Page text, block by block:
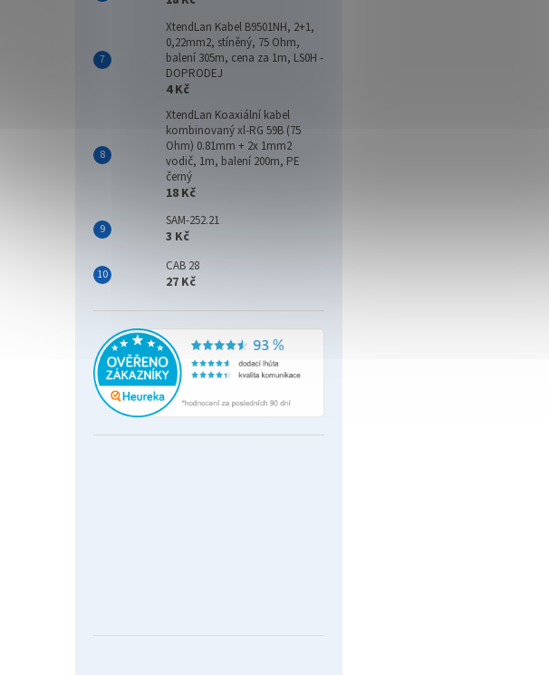
XtendLan Kabel B9501NH, 2+1,
0,22mm2, stíněný, 75 Ohm,
balení 305m, cena za 1m, LS0H -
DOPRODEJ
4 Kč
XtendLan Koaxiální kabel
kombinovaný xl-RG 59B (75
Ohm) 0.81mm + 2x 1mm2
vodič, 1m, balení 200m, PE
černý
18 Kč
SAM-252.21
3 Kč
CAB 28
27 Kč